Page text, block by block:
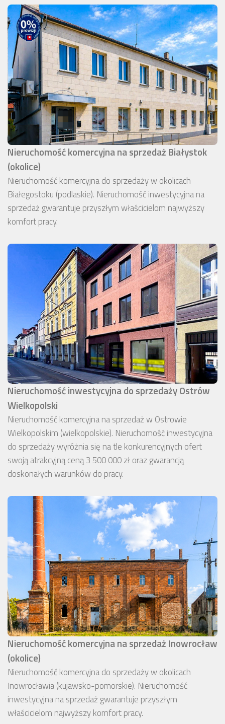
Nieruchomość komercyjna na sprzedaż Białystok
(okolice)
Nieruchomość komercyjna do sprzedaży w okolicach
Białegostoku (podlaskie). Nieruchomość inwestycyjna na
sprzedaż gwarantuje przyszłym właścicielom najwyższy
komfort pracy.
Nieruchomość inwestycyjna do sprzedaży Ostrów
Wielkopolski
Nieruchomość komercyjna na sprzedaż w Ostrowie
Wielkopolskim (wielkopolskie). Nieruchomość inwestycyjna
do sprzedaży wyróżnia się na tle konkurencyjnych ofert
swoją atrakcyjną ceną 3 500 000 zł oraz gwarancją
doskonałych warunków do pracy.
Nieruchomość komercyjna na sprzedaż Inowrocław
(okolice)
Nieruchomość komercyjna do sprzedaży w okolicach
Inowrocławia (kujawsko-pomorskie). Nieruchomość
inwestycyjna na sprzedaż gwarantuje przyszłym
właścicielom najwyższy komfort pracy.